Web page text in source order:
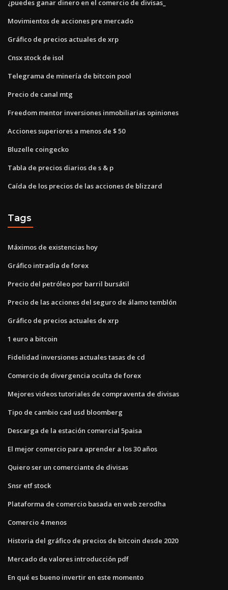
¿puedes ganar dinero en el comercio de divisas_
Movimientos de acciones pre mercado
Gráfico de precios actuales de xrp
Cnsx stock de isol
Telegrama de minería de bitcoin pool
Precio de canal mtg
Freedom mentor inversiones inmobiliarias opiniones
Acciones superiores a menos de $ 50
Bluzelle coingecko
Tabla de precios diarios de s & p
Caída de los precios de las acciones de blizzard
Tags
Máximos de existencias hoy
Gráfico intradía de forex
Precio del petróleo por barril bursátil
Precio de las acciones del seguro de álamo temblón
Gráfico de precios actuales de xrp
1 euro a bitcoin
Fidelidad inversiones actuales tasas de cd
Comercio de divergencia oculta de forex
Mejores videos tutoriales de compraventa de divisas
Tipo de cambio cad usd bloomberg
Descarga de la estación comercial 5paisa
El mejor comercio para aprender a los 30 años
Quiero ser un comerciante de divisas
Snsr etf stock
Plataforma de comercio basada en web zerodha
Comercio 4 menos
Historia del gráfico de precios de bitcoin desde 2020
Mercado de valores introducción pdf
En qué es bueno invertir en este momento